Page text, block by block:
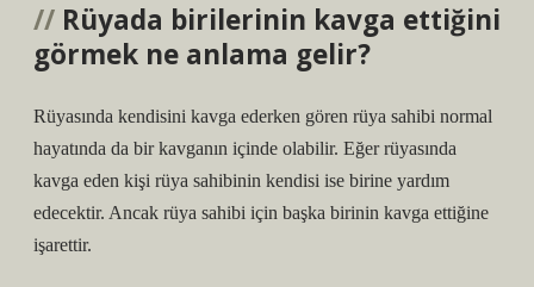
Rüyada birilerinin kavga ettiğini
görmek ne anlama gelir?
Rüyasında kendisini kavga ederken gören rüya sahibi normal
hayatında da bir kavganın içinde olabilir. Eğer rüyasında
kavga eden kişi rüya sahibinin kendisi ise birine yardım
edecektir. Ancak rüya sahibi için başka birinin kavga ettiğine
işarettir.